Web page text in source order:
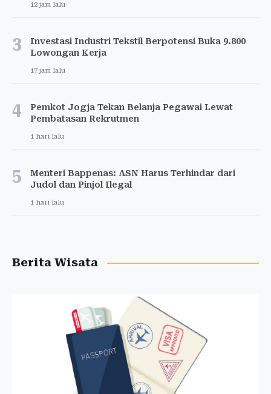
12 jam lalu
3
Investasi Industri Tekstil Berpotensi Buka 9.800
Lowongan Kerja
17 jam lalu
4
Pemkot Jogja Tekan Belanja Pegawai Lewat
Pembatasan Rekrutmen
1 hari lalu
5
Menteri Bappenas: ASN Harus Terhindar dari
Judol dan Pinjol Ilegal
1 hari lalu
Berita Wisata